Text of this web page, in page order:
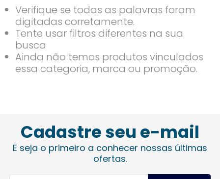
Verifique se todas as palavras foram
digitadas corretamente.
Tente usar filtros diferentes na sua
busca
Ainda não temos produtos vinculados
essa categoria, marca ou promoção.
Cadastre seu e-mail
E seja o primeiro a conhecer nossas últimas
ofertas.